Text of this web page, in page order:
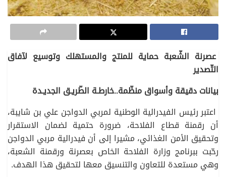
عصرنة الشّعبة حماية للمنتج والمستهلك وتوسيع لآفاق
التّصدير
بيانات دقيقة وأسواق منظّمة..خارطـة الطّريـق الجديـدة
اعتبر رئيس الفيدرالية الوطنية لمربي الدواجن علي بن شايبة،
أن رقمنة قطاع الفلاحة، ضرورة حتمية لضمان الاستقرار
وتحقيق الأمن الغذائي، مشيرا إلى أن فيدرالية مربي الدواجن
رحّبت ببرنامج وزارة الفلاحة الخاص بعصرنة ورقمنة الشعبة،
وهي مستعدة للتعاون والتنسيق معها لتحقيق هذا الهدف.